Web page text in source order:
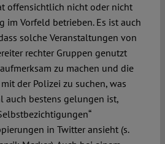
offensichtlich nicht oder nicht
im Vorfeld betrieben. Es ist auch
solche Veranstaltungen von
rechter Gruppen genutzt
zu machen und die
der Polizei zu suchen, was
auch bestens gelungen ist,
in Twitter ansieht (s.